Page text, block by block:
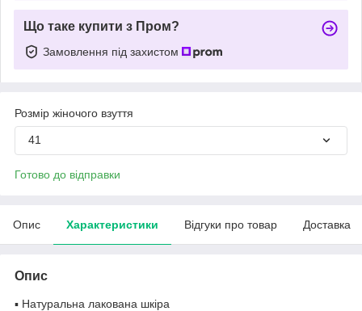
Що таке купити з Пром?
Замовлення під захистом
Розмір жіночого взуття
41
Готово до відправки
Опис Характеристики Відгуки про товар Доставка
Опис
▪️ Натуральна лакована шкіра